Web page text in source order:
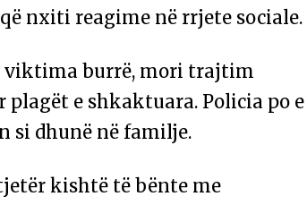
nxiti reagime në rrjete sociale.
viktima burrë, mori trajtim
plagët e shkaktuara. Policia po e
si dhunë në familje.
kishtë të bënte me